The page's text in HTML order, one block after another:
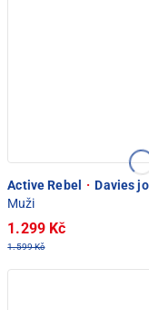
Active Rebel · Davies
Muži
1.299 Kč
1.599 Kč